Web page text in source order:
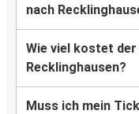
nach
Wie viel kostet
Recklinghausen?
Muss ich mein